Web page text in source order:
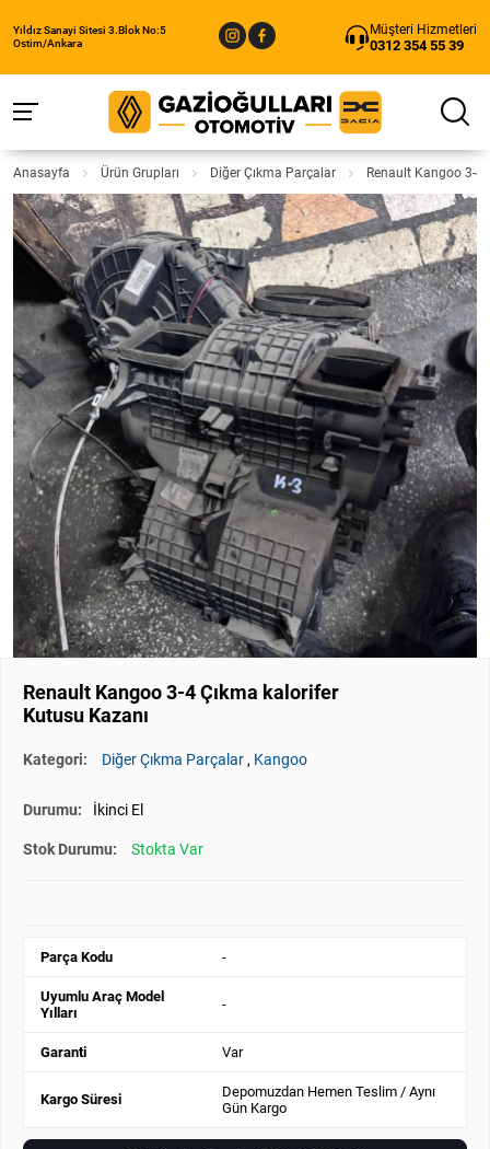
Yıldız Sanayi Sitesi 3.Blok No:5
Ostim/Ankara
Müşteri Hizmetleri
0312 354 55 39
Anasayfa Ürün Grupları Diğer Çıkma Parçalar Renault Kangoo 3-4
Renault Kangoo 3-4 Çıkma kalorifer
Kutusu Kazanı
Kategori: Diğer Çıkma Parçalar , Kangoo
Durumu: İkinci El
Stok Durumu: Stokta Var
Parça Kodu -
Uyumlu Araç Model
Yılları
-
Garanti Var
Kargo Süresi
Depomuzdan Hemen Teslim / Aynı
Gün Kargo